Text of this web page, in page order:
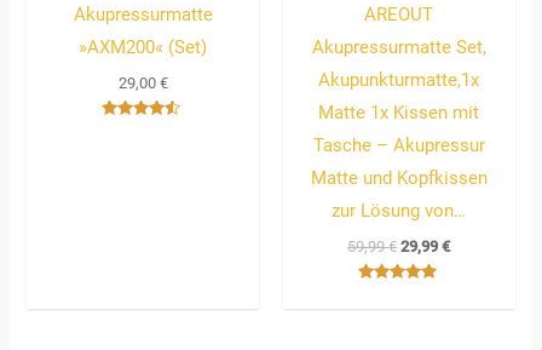
Akupressurmatte
»AXM200« (Set)
29,00 €
AREOUT
Akupressurmatte Set,
Akupunkturmatte,1x
Matte 1x Kissen mit
Tasche – Akupressur
Matte und Kopfkissen
zur Lösung von…
59,99€ 29,99€